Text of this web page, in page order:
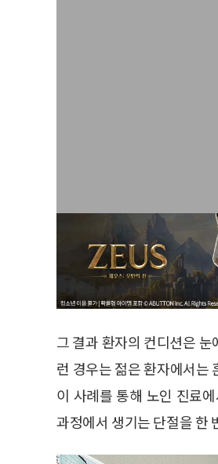
그 결과 환자의 컨디션은
런 경우는 젊은 환자에서는
이 사례를 통해 노인 진료
과정에서 생기는 단절을 한